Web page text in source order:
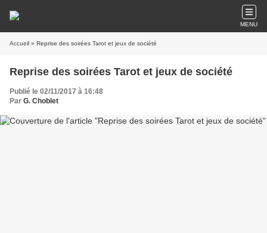
MENU
Accueil » Reprise des soirées Tarot et jeux de société
Reprise des soirées Tarot et jeux de société
Publié le 02/11/2017 à 16:48
Par G. Choblet